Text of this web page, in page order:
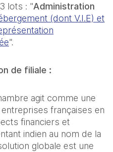
lots : "Administration
(dont V.I.E) et
".
de filiale :
agit comme une
françaises en
financiers et
indien au nom de la
globale est une